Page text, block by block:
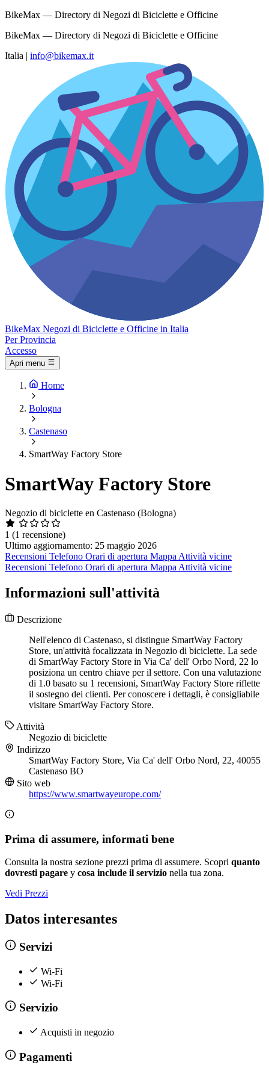
BikeMax — Directory di Negozi di Biciclette e Officine
BikeMax — Directory di Negozi di Biciclette e Officine
Italia | info@bikemax.it
BikeMax Negozi di Biciclette e Officine in Italia
Per Provincia
Accesso
Apri menu
Home
Bologna
Castenaso
SmartWay Factory Store
SmartWay Factory Store
Negozio di biciclette en Castenaso (Bologna)
1 (1 recensione)
Ultimo aggiornamento: 25 maggio 2026
Recensioni Telefono Orari di apertura Mappa Attività vicine
Recensioni Telefono Orari di apertura Mappa Attività vicine
Informazioni sull'attività
Descrizione
Nell'elenco di Castenaso, si distingue SmartWay Factory
Store, un'attività focalizzata in Negozio di biciclette. La sede
di SmartWay Factory Store in Via Ca' dell' Orbo Nord, 22 lo
posiziona un centro chiave per il settore. Con una valutazione
di 1.0 basato su 1 recensioni, SmartWay Factory Store riflette
il sostegno dei clienti. Per conoscere i dettagli, è consigliabile
visitare SmartWay Factory Store.
Attività
Negozio di biciclette
Indirizzo
SmartWay Factory Store, Via Ca' dell' Orbo Nord, 22, 40055
Castenaso BO
Sito web
https://www.smartwayeurope.com/
Prima di assumere, informati bene
Consulta la nostra sezione prezzi prima di assumere. Scopri quanto
dovresti pagare y cosa include il servizio nella tua zona.
Vedi Prezzi
Datos interesantes
Servizi
Wi-Fi
Wi-Fi
Servizio
Acquisti in negozio
Pagamenti